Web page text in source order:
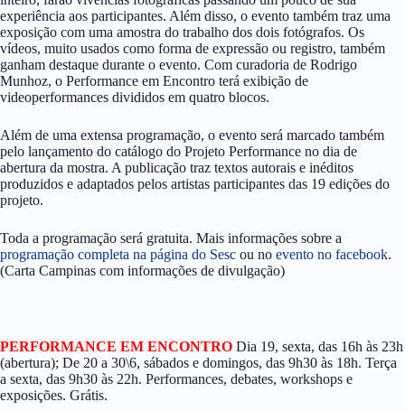
experiência aos participantes. Além disso, o evento também traz uma
exposição com uma amostra do trabalho dos dois fotógrafos. Os
vídeos, muito usados como forma de expressão ou registro, também
ganham destaque durante o evento. Com curadoria de Rodrigo
Munhoz, o Performance em Encontro terá exibição de
videoperformances divididos em quatro blocos.
Além de uma extensa programação, o evento será marcado também
pelo lançamento do catálogo do Projeto Performance no dia de
abertura da mostra. A publicação traz textos autorais e inéditos
produzidos e adaptados pelos artistas participantes das 19 edições do
projeto.
Toda a programação será gratuita. Mais informações sobre a
programação completa na página do Sesc ou no evento no facebook.
(Carta Campinas com informações de divulgação)
PERFORMANCE EM ENCONTRO Dia 19, sexta, das 16h às 23h
(abertura); De 20 a 30\6, sábados e domingos, das 9h30 às 18h. Terça
a sexta, das 9h30 às 22h. Performances, debates, workshops e
exposições. Grátis.